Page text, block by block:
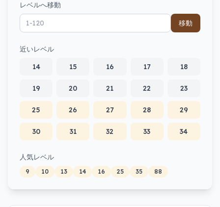
レベルへ移動
移動
近いレベル
14
15 16 17 18
19 20 21 22 23
25 26 27 28 29
30 31 32 33 34
人気レベル
9 10 13 14 16 25 35 88